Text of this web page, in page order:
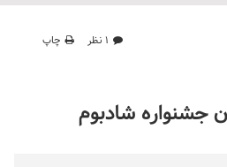
علی‌اکبری؛ خطیب این هفته نماز جمعه تهران
۱ نظر
چاپ
جشنواره شادبوم